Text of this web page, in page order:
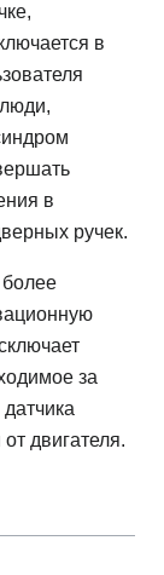
в
в
ручек.
более
за
двигателя.